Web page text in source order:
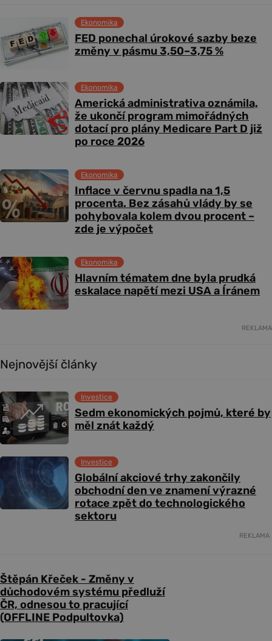
FED ponechal úrokové sazby beze
změny v pásmu 3,50–3,75 %
Ekonomika
Americká administrativa oznámila,
že ukončí program mimořádných
dotací pro plány Medicare Part D již
po roce 2026
Ekonomika
Inflace v červnu spadla na 1,5
procenta. Bez zásahů vlády by se
pohybovala kolem dvou procent –
zde je výpočet
Ekonomika
Hlavním tématem dne byla prudká
eskalace napětí mezi USA a Íránem
Ekonomika
REKLAMA
Nejnovější články
Sedm ekonomických pojmů, které by
měl znát každý
Investice
Globální akciové trhy zakončily
obchodní den ve znamení výrazné
rotace zpět do technologického
sektoru
Investice
REKLAMA
Štěpán Křeček - Změny v
důchodovém systému předluží
ČR, odnesou to pracující
(OFFLINE Podpultovka)